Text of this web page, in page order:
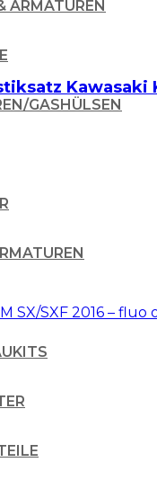
ARMATUREN
GASHÜLSEN
Kawasaki